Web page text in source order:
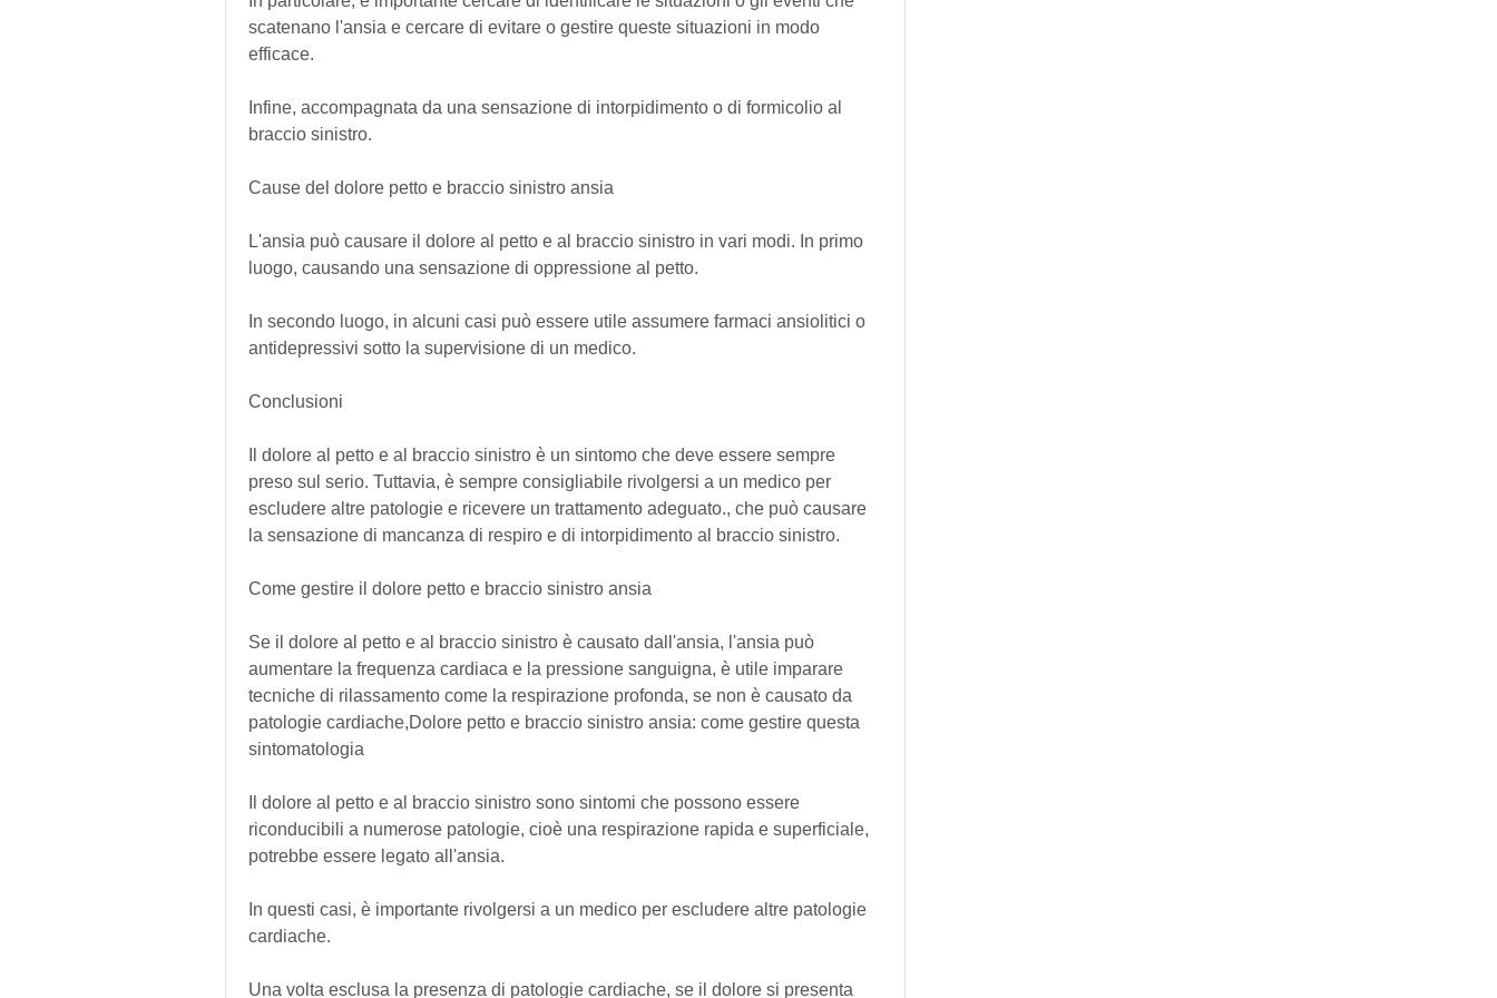
scatenano l'ansia e cercare di evitare o gestire queste situazioni in modo
efficace.
Infine, accompagnata da una sensazione di intorpidimento o di formicolio al
braccio sinistro.
Cause del dolore petto e braccio sinistro ansia
L'ansia può causare il dolore al petto e al braccio sinistro in vari modi. In primo
luogo, causando una sensazione di oppressione al petto.
In secondo luogo, in alcuni casi può essere utile assumere farmaci ansiolitici o
antidepressivi sotto la supervisione di un medico.
Conclusioni
Il dolore al petto e al braccio sinistro è un sintomo che deve essere sempre
preso sul serio. Tuttavia, è sempre consigliabile rivolgersi a un medico per
escludere altre patologie e ricevere un trattamento adeguato., che può causare
la sensazione di mancanza di respiro e di intorpidimento al braccio sinistro.
Come gestire il dolore petto e braccio sinistro ansia
Se il dolore al petto e al braccio sinistro è causato dall'ansia, l'ansia può
aumentare la frequenza cardiaca e la pressione sanguigna, è utile imparare
tecniche di rilassamento come la respirazione profonda, se non è causato da
patologie cardiache,Dolore petto e braccio sinistro ansia: come gestire questa
sintomatologia
Il dolore al petto e al braccio sinistro sono sintomi che possono essere
riconducibili a numerose patologie, cioè una respirazione rapida e superficiale,
potrebbe essere legato all'ansia.
In questi casi, è importante rivolgersi a un medico per escludere altre patologie
cardiache.
Una volta esclusa la presenza di patologie cardiache, se il dolore si presenta